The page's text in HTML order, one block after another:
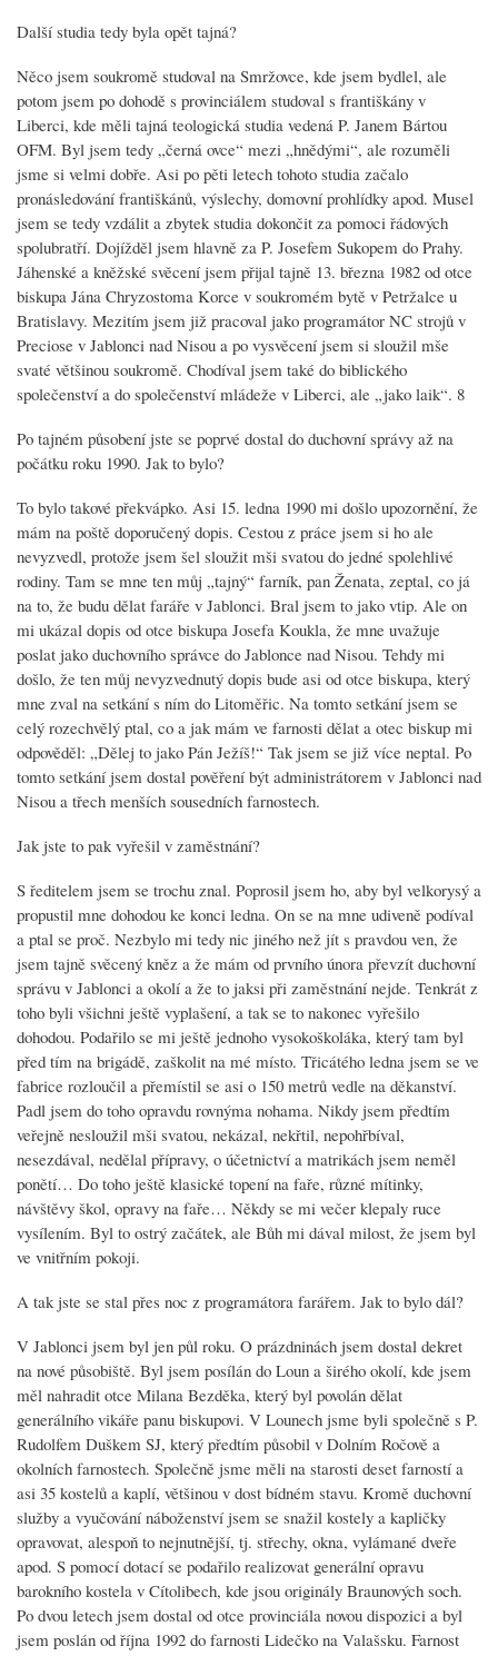
Další studia tedy byla opět tajná?
Něco jsem soukromě studoval na Smržovce, kde jsem bydlel, ale
potom jsem po dohodě s provinciálem studoval s františkány v
Liberci, kde měli tajná teologická studia vedená P. Janem Bártou
OFM. Byl jsem tedy „černá ovce“ mezi „hnědými“, ale rozuměli
jsme si velmi dobře. Asi po pěti letech tohoto studia začalo
pronásledování františkánů, výslechy, domovní prohlídky apod. Musel
jsem se tedy vzdálit a zbytek studia dokončit za pomoci řádových
spolubratří. Dojížděl jsem hlavně za P. Josefem Sukopem do Prahy.
Jáhenské a kněžské svěcení jsem přijal tajně 13. března 1982 od otce
biskupa Jána Chryzostoma Korce v soukromém bytě v Petržalce u
Bratislavy. Mezitím jsem již pracoval jako programátor NC strojů v
Preciose v Jablonci nad Nisou a po vysvěcení jsem si sloužil mše
svaté většinou soukromě. Chodíval jsem také do biblického
společenství a do společenství mládeže v Liberci, ale „jako laik“. 8
Po tajném působení jste se poprvé dostal do duchovní správy až na
počátku roku 1990. Jak to bylo?
To bylo takové překvápko. Asi 15. ledna 1990 mi došlo upozornění, že
mám na poště doporučený dopis. Cestou z práce jsem si ho ale
nevyzvedl, protože jsem šel sloužit mši svatou do jedné spolehlivé
rodiny. Tam se mne ten můj „tajný“ farník, pan Ženata, zeptal, co já
na to, že budu dělat faráře v Jablonci. Bral jsem to jako vtip. Ale on
mi ukázal dopis od otce biskupa Josefa Koukla, že mne uvažuje
poslat jako duchovního správce do Jablonce nad Nisou. Tehdy mi
došlo, že ten můj nevyzvednutý dopis bude asi od otce biskupa, který
mne zval na setkání s ním do Litoměřic. Na tomto setkání jsem se
celý rozechvělý ptal, co a jak mám ve farnosti dělat a otec biskup mi
odpověděl: „Dělej to jako Pán Ježíš!“ Tak jsem se již více neptal. Po
tomto setkání jsem dostal pověření být administrátorem v Jablonci nad
Nisou a třech menších sousedních farnostech.
Jak jste to pak vyřešil v zaměstnání?
S ředitelem jsem se trochu znal. Poprosil jsem ho, aby byl velkorysý a
propustil mne dohodou ke konci ledna. On se na mne udiveně podíval
a ptal se proč. Nezbylo mi tedy nic jiného než jít s pravdou ven, že
jsem tajně svěcený kněz a že mám od prvního února převzít duchovní
správu v Jablonci a okolí a že to jaksi při zaměstnání nejde. Tenkrát z
toho byli všichni ještě vyplašení, a tak se to nakonec vyřešilo
dohodou. Podařilo se mi ještě jednoho vysokoškoláka, který tam byl
před tím na brigádě, zaškolit na mé místo. Třicátého ledna jsem se ve
fabrice rozloučil a přemístil se asi o 150 metrů vedle na děkanství.
Padl jsem do toho opravdu rovnýma nohama. Nikdy jsem předtím
veřejně nesloužil mši svatou, nekázal, nekřtil, nepohřbíval,
nesezdával, nedělal přípravy, o účetnictví a matrikách jsem neměl
ponětí… Do toho ještě klasické topení na faře, různé mítinky,
návštěvy škol, opravy na faře… Někdy se mi večer klepaly ruce
vysílením. Byl to ostrý začátek, ale Bůh mi dával milost, že jsem byl
ve vnitřním pokoji.
A tak jste se stal přes noc z programátora farářem. Jak to bylo dál?
V Jablonci jsem byl jen půl roku. O prázdninách jsem dostal dekret
na nové působiště. Byl jsem posílán do Loun a širého okolí, kde jsem
měl nahradit otce Milana Bezděka, který byl povolán dělat
generálního vikáře panu biskupovi. V Lounech jsme byli společně s P.
Rudolfem Duškem SJ, který předtím působil v Dolním Ročově a
okolních farnostech. Společně jsme měli na starosti deset farností a
asi 35 kostelů a kaplí, většinou v dost bídném stavu. Kromě duchovní
služby a vyučování náboženství jsem se snažil kostely a kapličky
opravovat, alespoň to nejnutnější, tj. střechy, okna, vylámané dveře
apod. S pomocí dotací se podařilo realizovat generální opravu
barokního kostela v Cítolibech, kde jsou originály Braunových soch.
Po dvou letech jsem dostal od otce provinciála novou dispozici a byl
jsem poslán od října 1992 do farnosti Lidečko na Valašsku. Farnost